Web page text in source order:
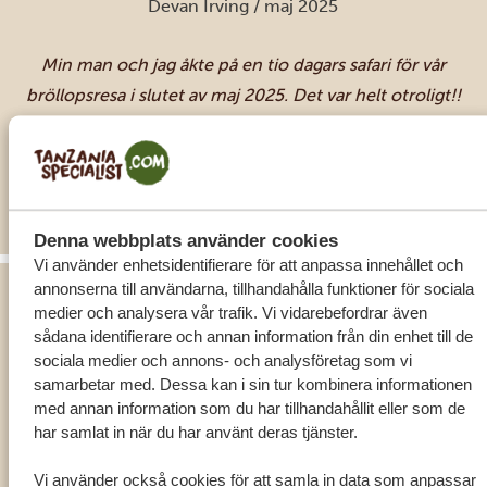
Denna webbplats använder cookies
Vi använder enhetsidentifierare för att anpassa innehållet och
annonserna till användarna, tillhandahålla funktioner för sociala
medier och analysera vår trafik. Vi vidarebefordrar även
sådana identifierare och annan information från din enhet till de
sociala medier och annons- och analysföretag som vi
samarbetar med. Dessa kan i sin tur kombinera informationen
med annan information som du har tillhandahållit eller som de
har samlat in när du har använt deras tjänster.
Vi använder också cookies för att samla in data som anpassar
hela livet. TUSEN TACK TANZANIA SPECIALIST och
förstås vår nya vän och fantastiska guide Hussein!
Devan Irving / maj 2025
Min man och jag åkte på en tio dagars safari för vår
bröllopsresa i slutet av maj 2025. Det var helt otroligt!!
lyxtält. Lyxtälten var våra favoriter. Vår guide Hashimu
var fantastisk och väldigt kunnig om djurlivet. Tanzania
Specialists gjorde allt enkelt att planer även på långt
avstånd och tog bort all stress med flygplatstransfer
och resplaner. Vi gjorde också en nattsafari som vi la till
i sista stund, det kan jag verkligen rekommendera att
boka in i förväg!!
TACK FÖR DEN UNDERBARA TIDEN
Barbara Koenke / juni 2025
Jambo jambo, Vi bokade en 10-dagars safari med
Tanzania Specialists. Vi vill tacka er så mycket för den